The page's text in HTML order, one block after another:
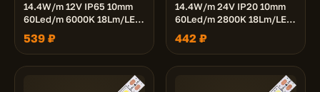
14.4W/m 12V IP65 10mm
60Led/m 6000K 18Lm/LED
1080Lm/m светодиодная
лента на катушке 5м.
539 ₽
14.4W/m 24V IP20 10mm
60Led/m 2800K 18Lm/LED
1080Lm/m светодиодная
лента на катушке 5м.
442 ₽